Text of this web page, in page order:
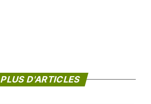
PLUS D'ARTICLES